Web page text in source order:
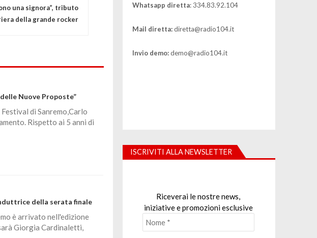
una signora”, tributo
della grande rocker
Nuove Proposte”
di Sanremo,Carlo
Rispetto ai 5 anni di
della serata finale
è arrivato nell'edizione
Giorgia Cardinaletti,
Whatsapp diretta: 334.83.92.104
Mail diretta:diretta@radio104.it
Invio demo:demo@radio104.it
ISCRIVITI ALLA NEWSLETTER
Riceverai le nostre news,
iniziative e promozioni esclusive